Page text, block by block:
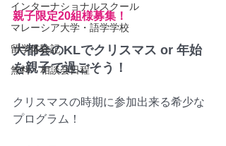
インターナショナルスクール
マレーシア大学・語学学校
留学体験記
無料・相談会日程
親子限定20組様募集！
大都会のKLでクリスマス or 年始
を親子で過ごそう！
クリスマスの時期に参加出来る希少な
プログラム！